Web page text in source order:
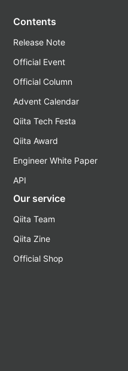
Contents
Release Note
Official Event
Official Column
Advent Calendar
Qiita Tech Festa
Qiita Award
Engineer White Paper
API
Our service
Qiita Team
Qiita Zine
Official Shop